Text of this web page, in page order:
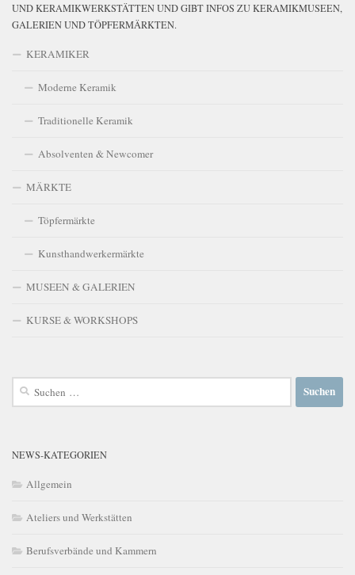
UND KERAMIKWERKSTÄTTEN UND GIBT INFOS ZU KERAMIKMUSEEN,
GALERIEN UND TÖPFERMÄRKTEN.
KERAMIKER
Moderne Keramik
Traditionelle Keramik
Absolventen & Newcomer
MÄRKTE
Töpfermärkte
Kunsthandwerkermärkte
MUSEEN & GALERIEN
KURSE & WORKSHOPS
Suchen
NEWS-KATEGORIEN
Allgemein
Ateliers und Werkstätten
Berufsverbände und Kammern